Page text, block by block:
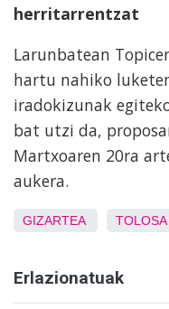
herritarrentzat
Larunbatean
hartu nahiko
iradokizunak
bat utzi da,
Martxoaren 20ra
aukera.
GIZARTEA TOLOSA
Erlazionatuak